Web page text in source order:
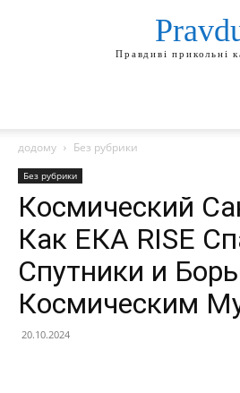
Правдиві прикольні
додому Без рубрики
Без рубрики
Космический
Как ЕКА RISE
Спутники и
Космическим
20.10.2024